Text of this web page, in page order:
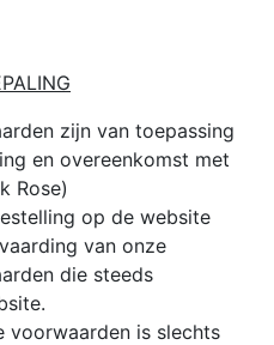
zijn van toepassing
en overeenkomst met
Rose)
op de website
van onze
die steeds
voorwaarden is slechts